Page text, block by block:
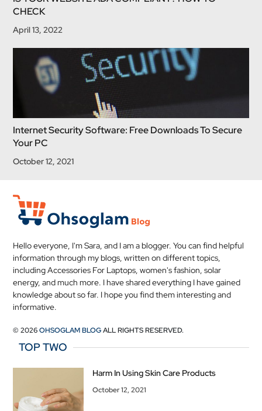
CHECK
April 13, 2022
Internet Security Software: Free Downloads To Secure
Your PC
October 12, 2021
Hello everyone, I'm Sara, and I am a blogger. You can find helpful
information through my blogs, written on different topics,
including Accessories For Laptops, women's fashion, solar
energy, and much more. I have shared everything I have gained
knowledge about so far. I hope you find them interesting and
informative.
© 2026OHSOGLAM BLOGALL RIGHTS RESERVED.
TOP TWO
Harm In Using Skin Care Products
October 12, 2021